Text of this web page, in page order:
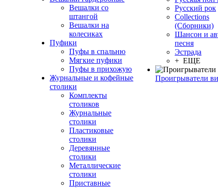
Вешалки со
штангой
Вешалки на
колесиках
Пуфики
Пуфы в спальню
Мягкие пуфики
Пуфы в прихожую
Журнальные и кофейные
столики
Комплекты
столиков
Журнальные
столики
Пластиковые
столики
Деревянные
столики
Металлические
столики
Приставные
Русский рок
Сollections
(Сборники)
Шансон и
песня
Эстрада
+ ЕЩЕ
Проигрыватели